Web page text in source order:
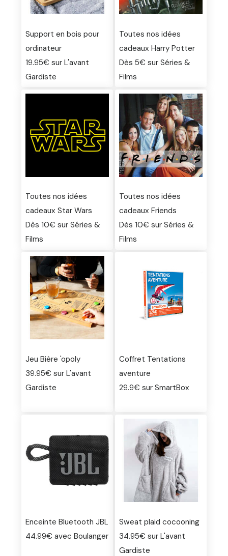
Support en bois pour
ordinateur
19.95€ sur L'avant
Gardiste
Toutes nos idées
cadeaux Harry Potter
Dès 5€ sur Séries &
Films
Toutes nos idées
cadeaux Star Wars
Dès 10€ sur Séries &
Films
Toutes nos idées
cadeaux Friends
Dès 10€ sur Séries &
Films
Jeu Bière 'opoly
39.95€ sur L'avant
Gardiste
Coffret Tentations
aventure
29.9€ sur SmartBox
Enceinte Bluetooth JBL
44.99€ avec Boulanger
Sweat plaid cocooning
34.95€ sur L'avant
Gardiste